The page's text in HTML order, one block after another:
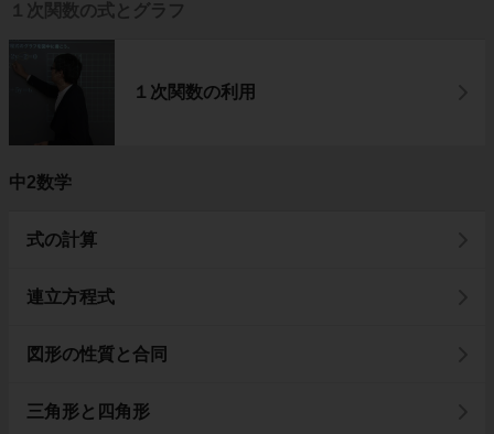
１次関数の式とグラフ
１次関数の利用
中2数学
式の計算
連立方程式
図形の性質と合同
三角形と四角形